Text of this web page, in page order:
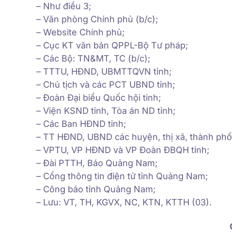
– Như điều 3;
– Văn phòng Chính phủ (b/c);
– Website Chính phủ;
– Cục KT văn bản QPPL-Bộ Tư pháp;
– Các Bộ: TN&MT, TC (b/c);
– TTTU, HĐND, UBMTTQVN tỉnh;
– Chủ tịch và các PCT UBND tỉnh;
– Đoàn Đại biểu Quốc hội tỉnh;
– Viện KSND tỉnh, Tòa án ND tỉnh;
– Các Ban HĐND tỉnh;
– TT HĐND, UBND các huyện, thị xã, thành
– VPTU, VP HĐND và VP Đoàn ĐBQH tỉnh;
– Đài PTTH, Báo Quảng Nam;
– Cổng thông tin điện tử tỉnh Quảng Nam;
– Công báo tỉnh Quảng Nam;
– Lưu: VT, TH, KGVX, NC, KTN, KTTH (03).